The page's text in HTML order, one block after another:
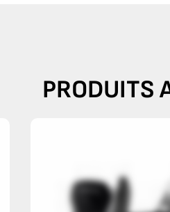
PRODUITS